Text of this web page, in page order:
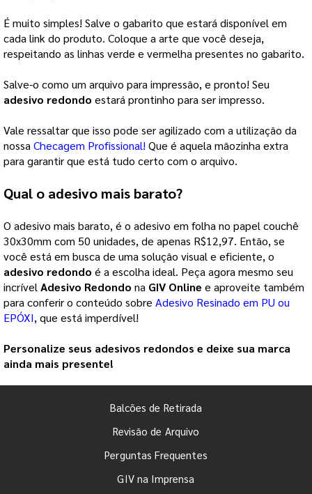
É muito simples! Salve o gabarito que estará disponível em
cada link do produto. Coloque a arte que você deseja,
respeitando as linhas verde e vermelha presentes no gabarito.
Salve-o como um arquivo para impressão, e pronto! Seu
adesivo redondo estará prontinho para ser impresso.
Vale ressaltar que isso pode ser agilizado com a utilização da
nossa Checagem Profissional! Que é aquela mãozinha extra
para garantir que está tudo certo com o arquivo.
Qual o adesivo mais barato?
O adesivo mais barato, é o adesivo em folha no papel couchê
30x30mm com 50 unidades, de apenas R$12,97. Então, se
você está em busca de uma solução visual e eficiente, o
adesivo redondo é a escolha ideal. Peça agora mesmo seu
incrível Adesivo Redondo na GIV Online e aproveite também
para conferir o conteúdo sobre Adesivo Resinado em PU ou
EPÓXI, que está imperdível!
Personalize seus adesivos redondos e deixe sua marca
ainda mais presente!
Balcões de Retirada
Revisão de Arquivo
Perguntas Frequentes
GIV na Imprensa